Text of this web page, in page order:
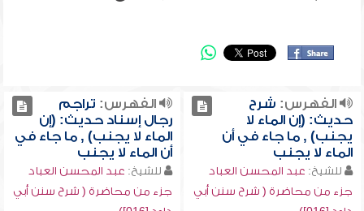
الفهرس: شرح
حديث: (إن الماء لا
يجنب) , ما جاء في أن
الماء لا يجنب
للشيخ: عبد المحسن العباد
جزء من محاضرة ( شرح سنن أبي
الفهرس: تراجم
رجال إسناد حديث: (إن
الماء لا يجنب) , ما جاء في
أن الماء لا يجنب
للشيخ: عبد المحسن العباد
جزء من محاضرة ( شرح سنن أبي